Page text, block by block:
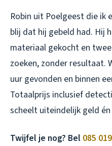
Robin uit Poelgeest die ik
blij dat hij gebeld had. Hij
materiaal gekocht en
zoeken, zonder resultaat.
uur gevonden en binnen
Totaalprijs inclusief
scheelt uiteindelijk geld
Twijfel je nog? Bel 085